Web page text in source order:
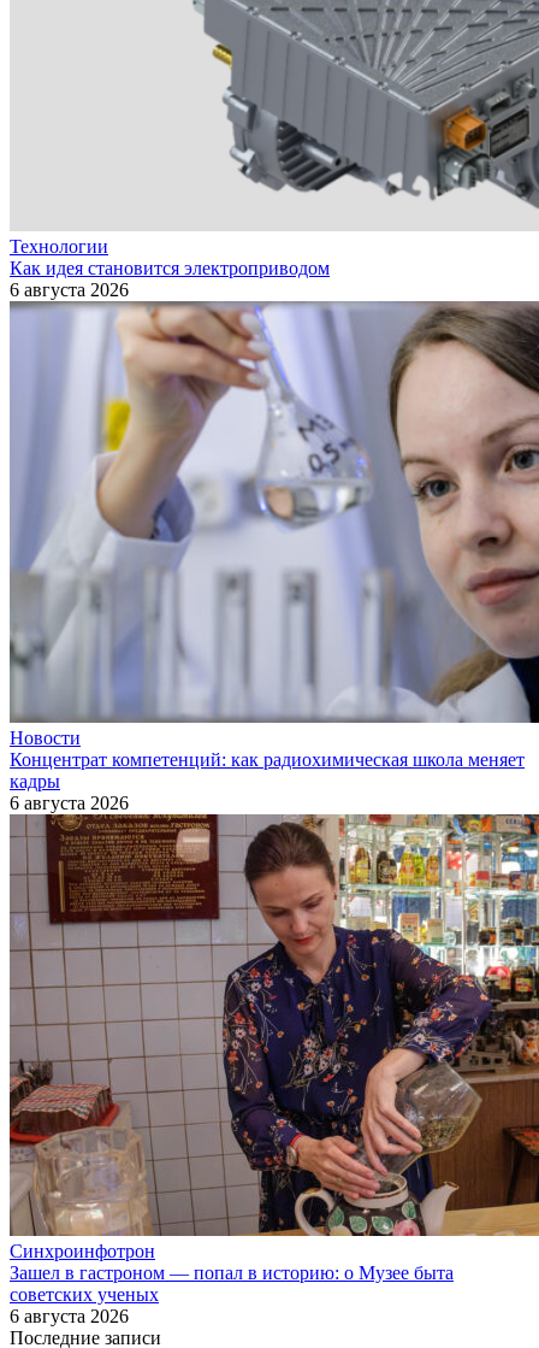
Технологии
Как идея становится электроприводом
6 августа 2026
Новости
Концентрат компетенций: как радиохимическая школа меняет
кадры
6 августа 2026
Синхроинфотрон
Зашел в гастроном — попал в историю: о Музее быта
советских ученых
6 августа 2026
Последние записи